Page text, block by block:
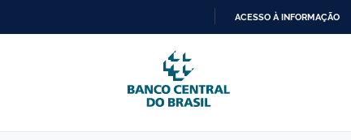
PARA
O
CONTEÚDO
ACESSO À INFORMAÇÃO